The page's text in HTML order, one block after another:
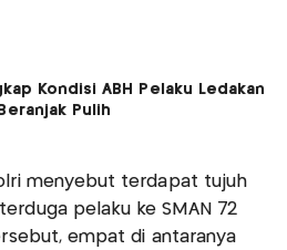
Kondisi ABH Pelaku Ledakan
Pulih
menyebut terdapat tujuh
pelaku ke SMAN 72
empat di antaranya